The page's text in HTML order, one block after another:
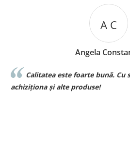
Angela Constantin
foarte bună. Cu siguranță voi mai
produse!